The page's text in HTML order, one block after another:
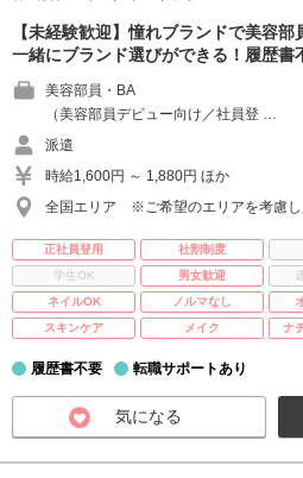
【未経験歓迎】憧れブランドで美容
一緒にブランド選びができる！履歴書
美容部員・BA
（美容部員デビュー向け／社員登 …
派遣
時給1,600円 ～ 1,880円 ほか
全国エリア ※ご希望のエリアを考慮し
正社員登用 社割制度
学生OK
男女歓迎
ネイルOK
ノルマなし
スキンケア
メイク ナ
履歴書不要 転職サポートあり
気になる